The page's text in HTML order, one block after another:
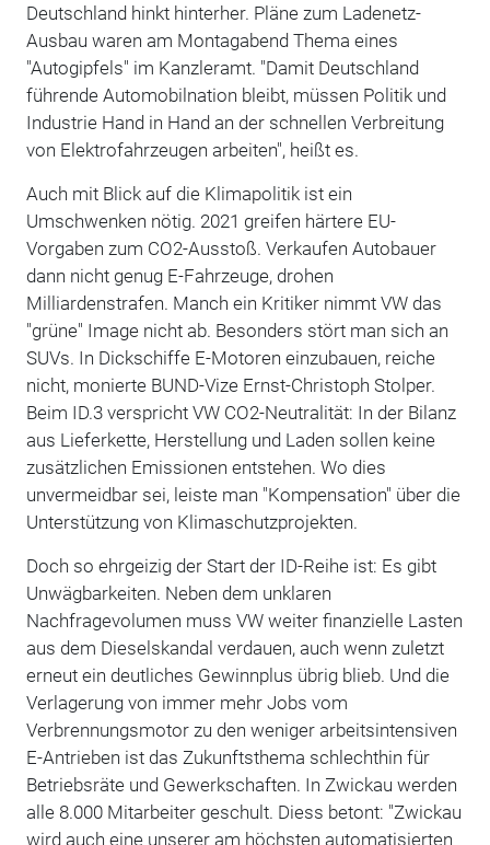
Deutschland hinkt hinterher. Pläne zum Ladenetz-
Ausbau waren am Montagabend Thema eines
"Autogipfels" im Kanzleramt. "Damit Deutschland
führende Automobilnation bleibt, müssen Politik und
Industrie Hand in Hand an der schnellen Verbreitung
von Elektrofahrzeugen arbeiten", heißt es.
Auch mit Blick auf die Klimapolitik ist ein
Umschwenken nötig. 2021 greifen härtere EU-
Vorgaben zum CO2-Ausstoß. Verkaufen Autobauer
dann nicht genug E-Fahrzeuge, drohen
Milliardenstrafen. Manch ein Kritiker nimmt VW das
"grüne" Image nicht ab. Besonders stört man sich an
SUVs. In Dickschiffe E-Motoren einzubauen, reiche
nicht, monierte BUND-Vize Ernst-Christoph Stolper.
Beim ID.3 verspricht VW CO2-Neutralität: In der Bilanz
aus Lieferkette, Herstellung und Laden sollen keine
zusätzlichen Emissionen entstehen. Wo dies
unvermeidbar sei, leiste man "Kompensation" über die
Unterstützung von Klimaschutzprojekten.
Doch so ehrgeizig der Start der ID-Reihe ist: Es gibt
Unwägbarkeiten. Neben dem unklaren
Nachfragevolumen muss VW weiter finanzielle Lasten
aus dem Dieselskandal verdauen, auch wenn zuletzt
erneut ein deutliches Gewinnplus übrig blieb. Und die
Verlagerung von immer mehr Jobs vom
Verbrennungsmotor zu den weniger arbeitsintensiven
E-Antrieben ist das Zukunftsthema schlechthin für
Betriebsräte und Gewerkschaften. In Zwickau werden
alle 8.000 Mitarbeiter geschult. Diess betont: "Zwickau
wird auch eine unserer am höchsten automatisierten